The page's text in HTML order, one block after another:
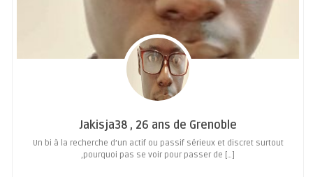
Jakisja38 , 26 ans de Grenoble
Un bi à la recherche d’un actif ou passif sérieux et discret surtout
,pourquoi pas se voir pour passer de […]